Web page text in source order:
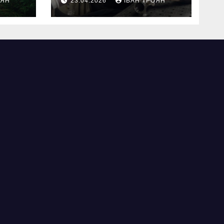
Львові відновити
виробничі